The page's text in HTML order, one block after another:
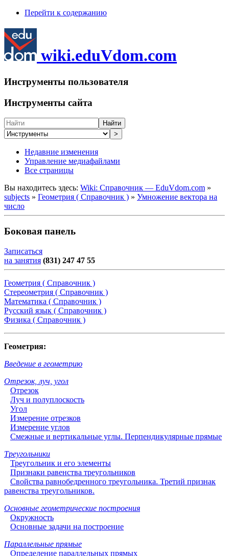
Перейти к содержанию
wiki.eduVdom.com
Инструменты пользователя
Инструменты сайта
Найти
>
Недавние изменения
Управление медиафайлами
Все страницы
Вы находитесь здесь: Wiki: Справочник — EduVdom.com »
subjects » Геометрия ( Справочник ) » Умножение вектора на
число
Боковая панель
Записаться
на занятия (831) 247 47 55
Геометрия ( Справочник )
Стереометрия ( Справочник )
Математика ( Справочник )
Русский язык ( Справочник )
Физика ( Справочник )
Геометрия:
Введение в геометрию
Отрезок, луч, угол
Отрезок
Луч и полуплоскость
Угол
Измерение отрезков
Измерение углов
Смежные и вертикальные углы. Перпендикулярные прямые
Треугольники
Треугольник и его элементы
Признаки равенства треугольников
Свойства равнобедренного треугольника. Третий признак
равенства треугольников.
Основные геометрические построения
Окружность
Основные задачи на построение
Параллельные прямые
Определение параллельных прямых